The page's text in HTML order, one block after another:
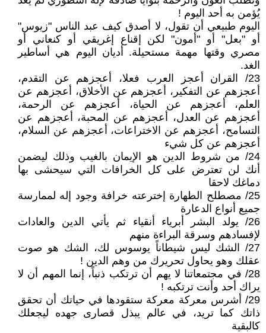
يُؤمن به أحد اليوم !
اليوم طبيعي أن تقول، لا أصدق كيف عبد الناس "زيوس"
أو "بعل" أو "أمون" لكن إقناع إغريقي أو كنعاني أو
مصري وقتها مهمة مستحيلة. أديان اليوم هي أساطير
الغد.
23/ القران أعجز العرب فعلا، أعجزهم عن التقدم،
أعجزهم عن التفكير، أعجزهم عن الأخلاق، أعجزهم عن
العلم، أعجزهم عن الحياة، أعجزهم عن الرحمة،
أعجزهم عن العدل، أعجزهم عن المحبة، أعجزهم عن
التسامح، أعجزهم عن الاختراعات، أعجزهم عن السلام،
أعجزهم عن كل شيء
24/ من شروط الدين هو الإيمان بالغيب وذلك ليضمن
أنك لن تعترض على كل الخرافات التي سيحشى بها
دماغك لاحقا
25/ مصطلح الطهارة إخترعته خرافة وجود إله لممارسة
جميع أنواع الدعارة
26/ يولد البشر أبرياء أنقياء ثم يأتي الدين والعادات
لإفسادهم وسرقة البراءة منهم
27/ الشك ليس شيطاناً يوسوس لك، الشك هو صوت
عقلك وهو يحاول تحريرك من وهم الدين !
28/ في مجتمعاتنا لا يهم أن ترتكب ذنباً، إنما المهم أن لا
يراك أحد وأنت ترتكبه !
29/ أشرس معركة معركة ستقودها في حياتك أن تحقق
ذاتك كما تريد، في عالم يبذل قصارى جهده ليجعلك
كالبقية